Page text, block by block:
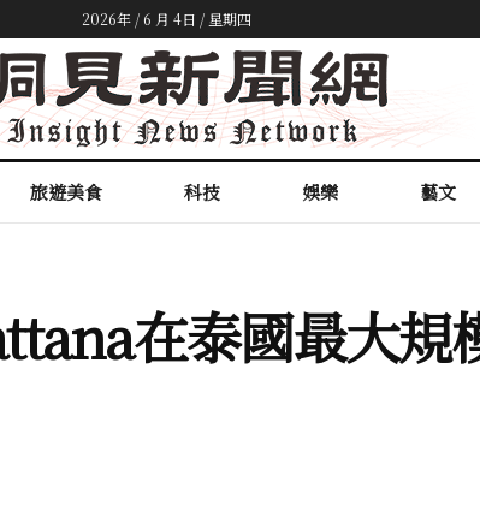
2026年 / 6 月 4日 / 星期四
旅遊美食 科技 娛樂 藝文
在泰國最大規